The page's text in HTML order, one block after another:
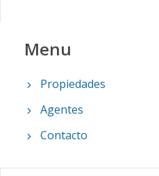
Menu
Propiedades
Agentes
Contacto